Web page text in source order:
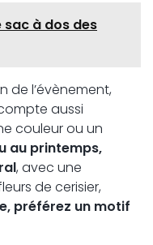
sac à dos des
de l’évènement,
aussi
couleur ou un
au printemps,
, avec une
de cerisier,
préférez un motif